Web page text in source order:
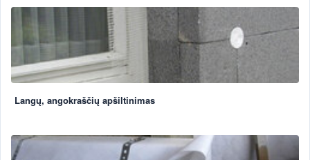
Langų, angokraščių apšiltinimas